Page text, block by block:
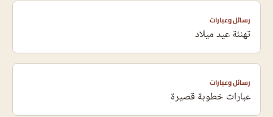
رسائل وعبارات
تهنئة عيد ميلاد
رسائل وعبارات
عبارات خطوبة قصيرة